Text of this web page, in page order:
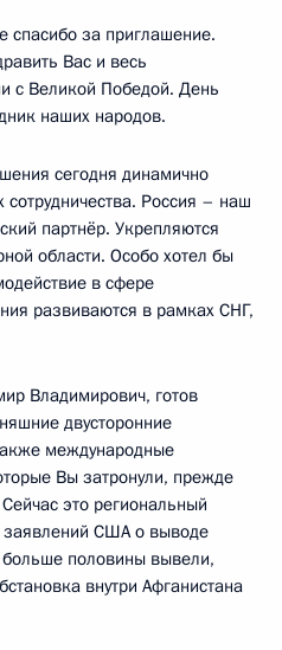
за приглашение.
Вас и весь
с Великой Победой. День
наших народов.
сегодня динамично
Россия – наш
партнёр. Укрепляются
области. Особо хотел бы
в сфере
развиваются в рамках СНГ,
Владимирович, готов
двусторонние
международные
Вы затронули, прежде
это региональный
заявлений США о выводе
больше половины вывели,
внутри Афганистана